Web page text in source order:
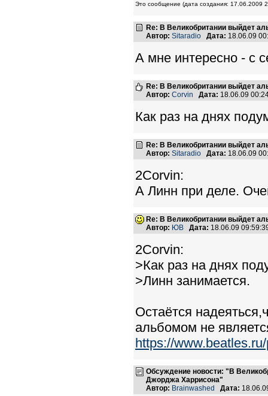
Это сообщение (дата создания: 17.06.2009
Re: В Великобритании выйдет
Автор: Sitaradio Дата: 18.06.09
А мне интересно - с
Re: В Великобритании выйдет
Автор: Corvin Дата: 18.06.09
Как раз на днях
Re: В Великобритании выйдет
Автор: Sitaradio Дата: 18.06.09
2Corvin:
А Линн при деле.
Re: В Великобритании выйдет
Автор: ЮВ Дата: 18.06.09
2Corvin:
>Как раз на днях
>Линн занимается.
Остаётся
альбомом не
https://
Обсуждение новости: "В
Джорджа Харрисона"
Автор: Brainwashed Дата: